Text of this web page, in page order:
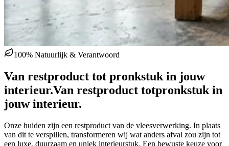
100% Natuurlijk & Verantwoord
Van restproduct tot pronkstuk in jouw
interieur.Van restproduct totpronkstuk in
jouw interieur.
Onze huiden zijn een restproduct van de vleesverwerking. In plaats
van dit te verspillen, transformeren wij wat anders afval zou zijn tot
een luxe, duurzaam en uniek interieurstuk. Een bewuste keuze voor